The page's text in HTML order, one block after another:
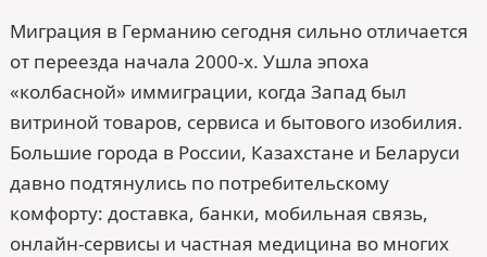
Миграция в Германию сегодня сильно отличается
от переезда начала 2000-х. Ушла эпоха
«колбасной» иммиграции, когда Запад был
витриной товаров, сервиса и бытового изобилия.
Большие города в России, Казахстане и Беларуси
давно подтянулись по потребительскому
комфорту: доставка, банки, мобильная связь,
онлайн-сервисы и частная медицина во многих